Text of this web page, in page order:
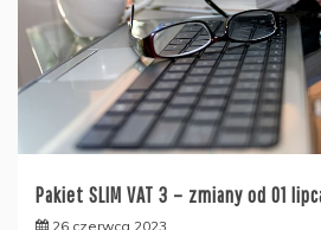
Pakiet SLIM VAT 3 – zmiany od 01
26 czerwca 2023